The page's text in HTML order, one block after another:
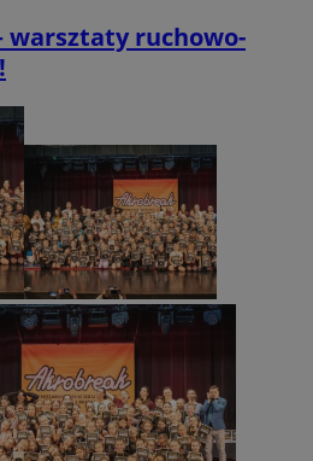
warsztaty ruchowo-